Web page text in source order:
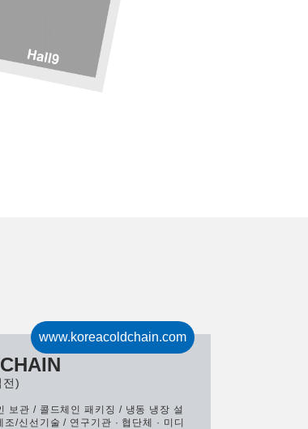
www.koreacoldchain.com
전)
보관 / 콜드체인 패키징 / 냉동 냉장 설
/신선기술 / 연구기관 · 협단체 · 미디